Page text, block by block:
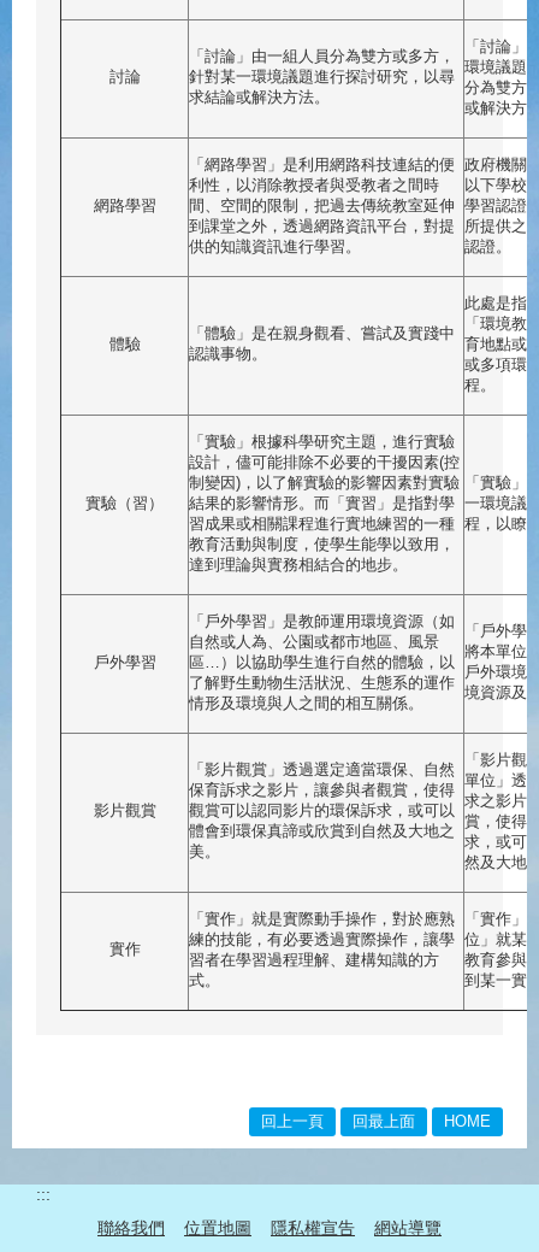
討論
「討論」由一組人員分為雙方或多方，
針對某一環境議題進行探討研究，以尋
求結論或解決方法。
「討論」
環境議題
分為雙方
或解決方
網路學習
「網路學習」是利用網路科技連結的便
利性，以消除教授者與受教者之間時
間、空間的限制，把過去傳統教室延伸
到課堂之外，透過網路資訊平台，對提
供的知識資訊進行學習。
政府機關
以下學校
學習認證
所提供之
認證。
體驗
「體驗」是在親身觀看、嘗試及實踐中
認識事物。
此處是指
「環境教
育地點或
或多項環
程。
實驗（習）
「實驗」根據科學研究主題，進行實驗
設計，儘可能排除不必要的干擾因素(控
制變因)，以了解實驗的影響因素對實驗
結果的影響情形。而「實習」是指對學
習成果或相關課程進行實地練習的一種
教育活動與制度，使學生能學以致用，
達到理論與實務相結合的地步。
「實驗」
一環境議
程，以瞭
戶外學習
「戶外學習」是教師運用環境資源（如
自然或人為、公園或都市地區、風景
區…）以協助學生進行自然的體驗，以
了解野生動物生活狀況、生態系的運作
情形及環境與人之間的相互關係。
「戶外學
將本單位
戶外環境
境資源及
影片觀賞
「影片觀賞」透過選定適當環保、自然
保育訴求之影片，讓參與者觀賞，使得
觀賞可以認同影片的環保訴求，或可以
體會到環保真諦或欣賞到自然及大地之
美。
「影片觀
單位」透
求之影片
賞，使得
求，或可
然及大地
實作
「實作」就是實際動手操作，對於應熟
練的技能，有必要透過實際操作，讓學
習者在學習過程理解、建構知識的方
式。
「實作」
位」就某
教育參與
到某一實
回上一頁 回最上面 HOME
:::
聯絡我們
位置地圖 隱私權宣告 網站導覽